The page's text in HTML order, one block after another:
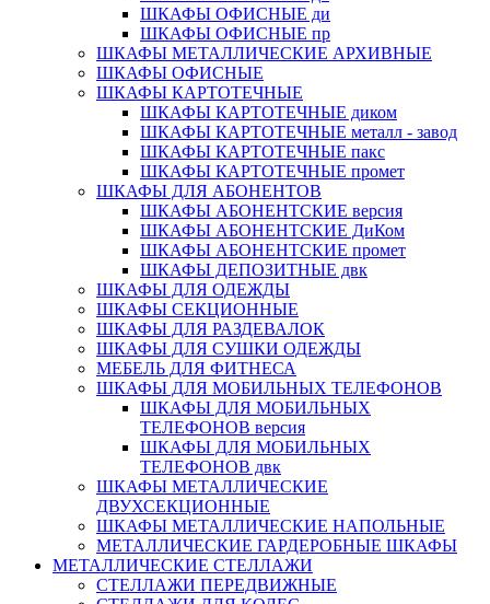
ШКАФЫ ОФИСНЫЕ ди
ШКАФЫ ОФИСНЫЕ пр
ШКАФЫ МЕТАЛЛИЧЕСКИЕ АРХИВНЫЕ
ШКАФЫ ОФИСНЫЕ
ШКАФЫ КАРТОТЕЧНЫЕ
ШКАФЫ КАРТОТЕЧНЫЕ диком
ШКАФЫ КАРТОТЕЧНЫЕ металл - завод
ШКАФЫ КАРТОТЕЧНЫЕ пакс
ШКАФЫ КАРТОТЕЧНЫЕ промет
ШКАФЫ ДЛЯ АБОНЕНТОВ
ШКАФЫ АБОНЕНТСКИЕ версия
ШКАФЫ АБОНЕНТСКИЕ ДиКом
ШКАФЫ АБОНЕНТСКИЕ промет
ШКАФЫ ДЕПОЗИТНЫЕ двк
ШКАФЫ ДЛЯ ОДЕЖДЫ
ШКАФЫ СЕКЦИОННЫЕ
ШКАФЫ ДЛЯ РАЗДЕВАЛОК
ШКАФЫ ДЛЯ СУШКИ ОДЕЖДЫ
МЕБЕЛЬ ДЛЯ ФИТНЕСА
ШКАФЫ ДЛЯ МОБИЛЬНЫХ ТЕЛЕФОНОВ
ШКАФЫ ДЛЯ МОБИЛЬНЫХ
ТЕЛЕФОНОВ версия
ШКАФЫ ДЛЯ МОБИЛЬНЫХ
ТЕЛЕФОНОВ двк
ШКАФЫ МЕТАЛЛИЧЕСКИЕ
ДВУХСЕКЦИОННЫЕ
ШКАФЫ МЕТАЛЛИЧЕСКИЕ НАПОЛЬНЫЕ
МЕТАЛЛИЧЕСКИЕ ГАРДЕРОБНЫЕ ШКАФЫ
МЕТАЛЛИЧЕСКИЕ СТЕЛЛАЖИ
СТЕЛЛАЖИ ПЕРЕДВИЖНЫЕ